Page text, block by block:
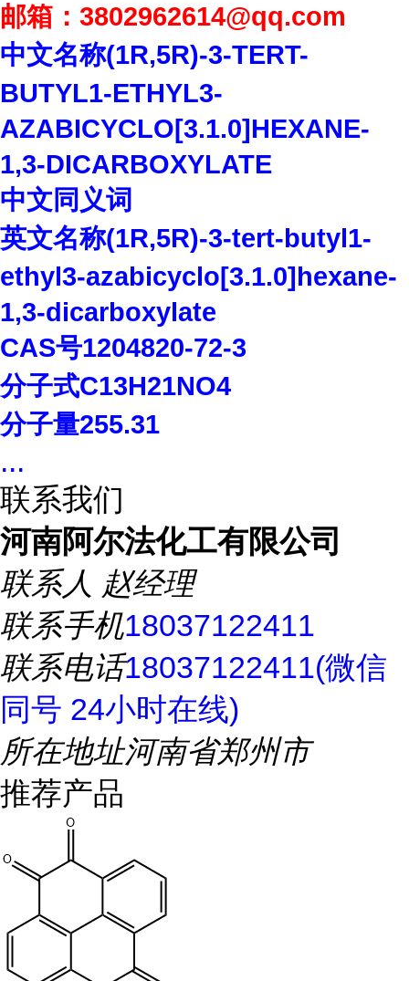
邮箱： 3802962614@qq.com
中文名称(1R,5R)-3-TERT-
BUTYL1-ETHYL3-
AZABICYCLO[3.1.0]HEXANE-
1,3-DICARBOXYLATE
中文同义词
英文名称(1R,5R)-3-tert-butyl1-
ethyl3-azabicyclo[3.1.0]hexane-
1,3-dicarboxylate
CAS号1204820-72-3
分子式C13H21NO4
分子量255.31
...
联系我们
河南阿尔法化工有限公司
联系人 赵经理
联系手机18037122411
联系电话18037122411(微信
同号 24小时在线)
所在地址河南省郑州市
推荐产品